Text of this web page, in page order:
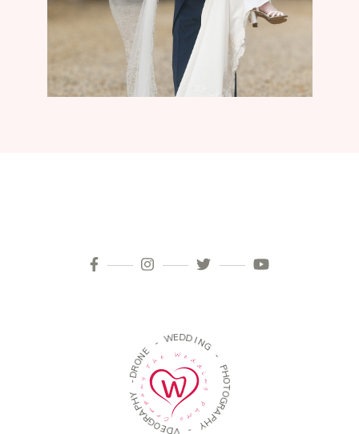
- WEDDIN
G
-
P
H
O
T
O
G
R
A
P
H
Y
-
V
D
E
O
G
R
A
P
H
Y
-
D
R
O
N
E